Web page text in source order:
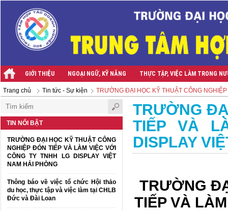
GIỚI THIỆU NGOẠI NGỮ, KỸ NĂNG THỰC TẬP, VIỆC LÀM TRONG
Trang chủ Tin tức - Sự kiện TRƯỜNG ĐẠI HỌC KỸ THUẬT CÔNG
TIN NỔI BẬT
TRƯỜNG ĐẠI HỌC KỸ THUẬT CÔNG
NGHIỆP ĐÓN TIẾP VÀ LÀM VIỆC VỚI
CÔNG TY TNHH LG DISPLAY VIỆT
NAM HẢI PHÒNG
Thông báo về việc tổ chức Hội thảo
du học, thực tập và việc làm tại CHLB
Đức và Đài Loan
TRƯỜNG
TIẾP VÀ
DISPLAY
TRƯỜNG
TIẾP VÀ